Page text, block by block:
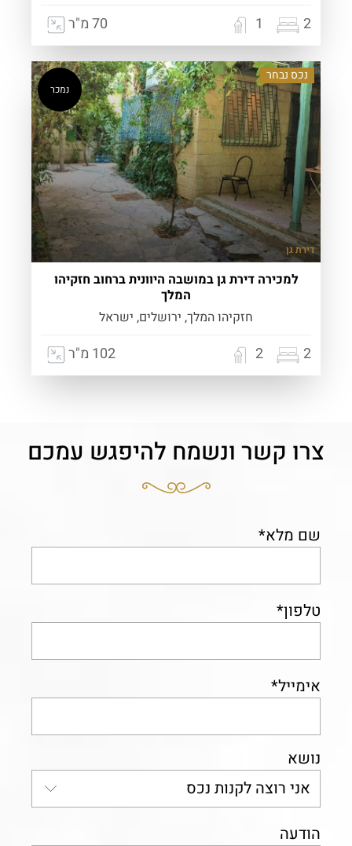
2
1 70 מ"ר
נכס נבחר
נמכר
דירת גן
למכירה דירת גן במושבה היוונית ברחוב חזקיהו
המלך
חזקיהו המלך, ירושלים, ישראל
2
2 102 מ"ר
צרו קשר ונשמח להיפגש עמכם
שם מלא*
טלפון*
אימייל*
נושא
הודעה